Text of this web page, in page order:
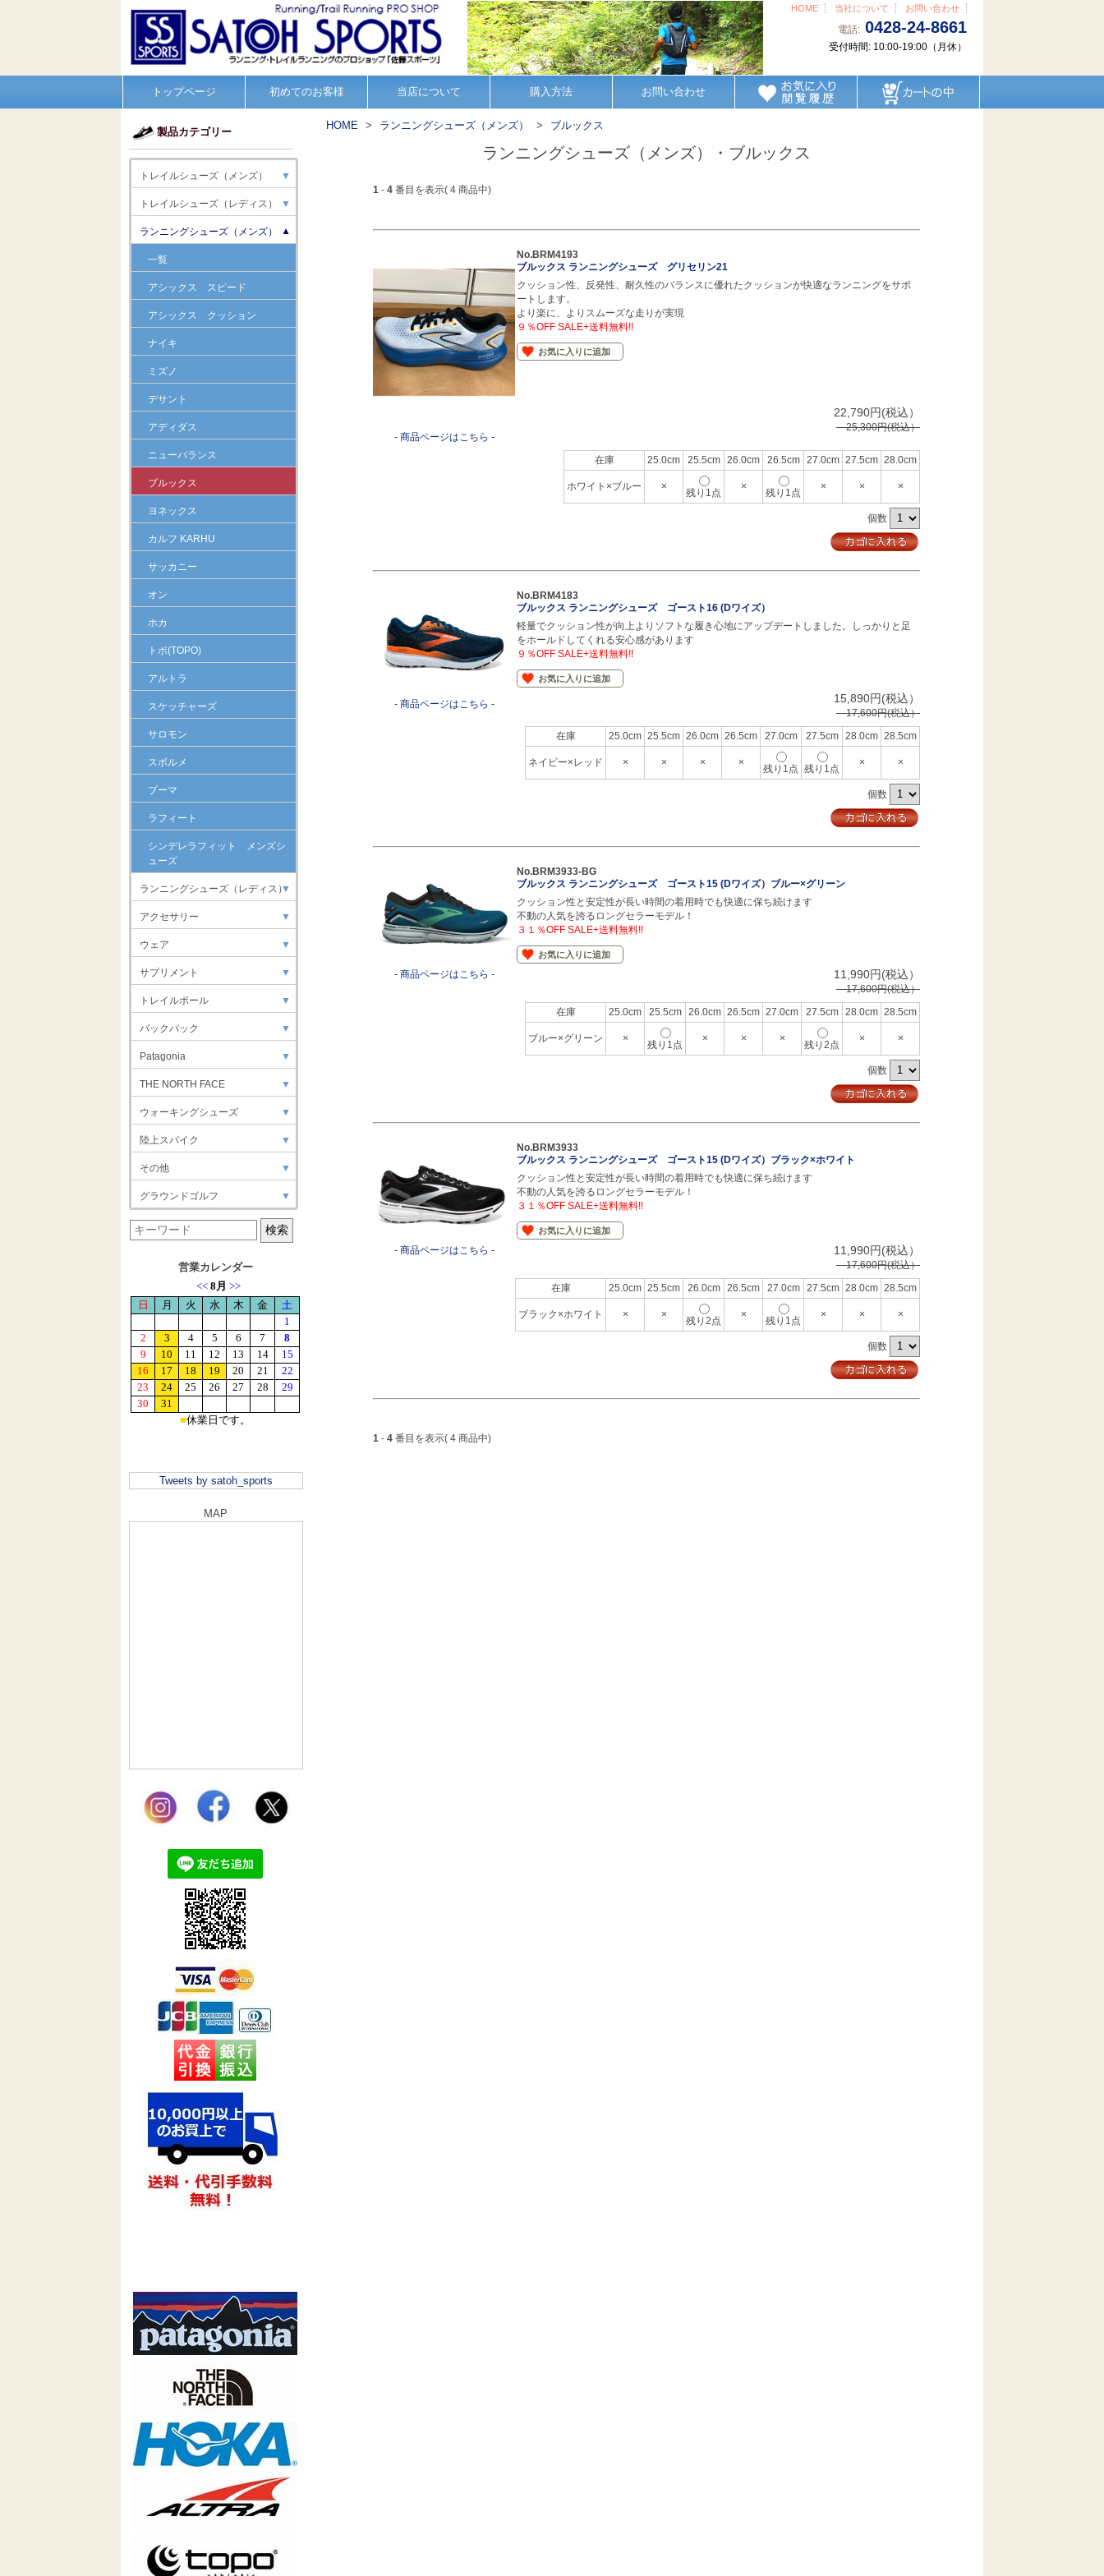
HOME 当社について お問い合わせ
電話: 0428-24-8661
受付時間: 10:00-19:00（月休）
トップページ 初めてのお客様 当店について 購入方法 お問い合わせ
HOME ランニングシューズ（メンズ） ブルックス
ランニングシューズ（メンズ）・ブルックス
1 - 4 番目を表示( 4 商品中)
- 商品ページはこちら -
No.BRM4193
ブルックス ランニングシューズ グリセリン21
クッション性、反発性、耐久性のバランスに優れたクッションが快適なランニングをサポ
ートします。
より楽に、よりスムーズな走りが実現
９％OFF SALE+送料無料!!
お気に入りに追加
22,790円(税込）
25,300円(税込）
在庫 25.0cm 25.5cm 26.0cm 26.5cm 27.0cm 27.5cm 28.0cm
ホワイト×ブルー ×
残り1点
×
残り1点
× × ×
個数
- 商品ページはこちら -
No.BRM4183
ブルックス ランニングシューズ ゴースト16 (Dワイズ）
軽量でクッション性が向上よりソフトな履き心地にアップデートしました。しっかりと足
をホールドしてくれる安心感があります
９％OFF SALE+送料無料!!
お気に入りに追加
15,890円(税込）
17,600円(税込）
在庫
25.0cm 25.5cm 26.0cm 26.5cm 27.0cm 27.5cm 28.0cm 28.5cm
ネイビー×レッド × × × ×
残り1点 残り1点
× ×
個数
- 商品ページはこちら -
No.BRM3933-BG
ブルックス ランニングシューズ ゴースト15 (Dワイズ）ブルー×グリーン
クッション性と安定性が長い時間の着用時でも快適に保ち続けます
不動の人気を誇るロングセラーモデル！
３１％OFF SALE+送料無料!!
お気に入りに追加
11,990円(税込）
17,600円(税込）
在庫
25.0cm 25.5cm 26.0cm 26.5cm 27.0cm 27.5cm 28.0cm 28.5cm
ブルー×グリーン ×
残り1点
× × ×
残り2点
× ×
個数
- 商品ページはこちら -
No.BRM3933
ブルックス ランニングシューズ ゴースト15 (Dワイズ）ブラック×ホワイト
クッション性と安定性が長い時間の着用時でも快適に保ち続けます
不動の人気を誇るロングセラーモデル！
３１％OFF SALE+送料無料!!
お気に入りに追加
11,990円(税込）
17,600円(税込）
在庫
25.0cm 25.5cm 26.0cm 26.5cm 27.0cm 27.5cm 28.0cm 28.5cm
ブラック×ホワイト × ×
残り2点
×
残り1点
× × ×
個数
1 - 4 番目を表示( 4 商品中)
製品カテゴリー
トレイルシューズ（メンズ） ▼
トレイルシューズ（レディス） ▼
ランニングシューズ（メンズ） ▼
一覧
アシックス スピード
アシックス クッション
ナイキ
ミズノ
デサント
アディダス
ニューバランス
ブルックス
ヨネックス
カルフ KARHU
サッカニー
オン
ホカ
トポ(TOPO)
アルトラ
スケッチャーズ
サロモン
スボルメ
プーマ
ラフィート
シンデレラフィット メンズシ
ューズ
ランニングシューズ（レディス）
▼
アクセサリー ▼
ウェア ▼
サプリメント ▼
トレイルポール ▼
バックパック ▼
Patagonia ▼
THE NORTH FACE ▼
ウォーキングシューズ ▼
陸上スパイク ▼
その他 ▼
グラウンドゴルフ ▼
営業カレンダー
Tweets by satoh_sports
MAP